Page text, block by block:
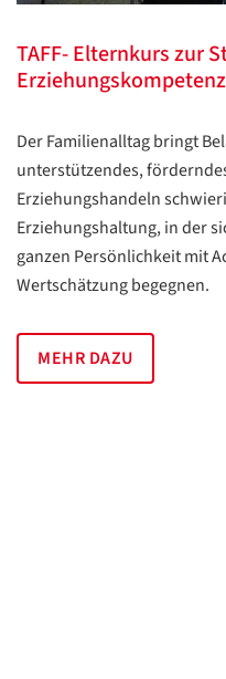
TAFF- Elternkurs zur
Der Familienalltag bringt
unterstützendes,
Erziehungshandeln
Erziehungshaltung, in der
ganzen Persön­lichkeit mit
Wertschätzung begegnen.
MEHR DAZU